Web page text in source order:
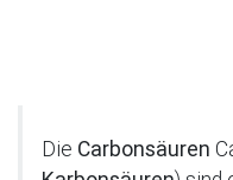
Die Carbonsäuren